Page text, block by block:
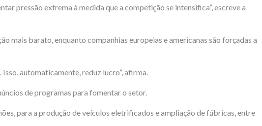
pressão extrema à medida que a competição se intensifica”, escreve a
mais barato, enquanto companhias europeias e americanas são forçadas a
automaticamente, reduz lucro”, afirma.
de programas para fomentar o setor.
para a produção de veículos eletrificados e ampliação de fábricas, entre